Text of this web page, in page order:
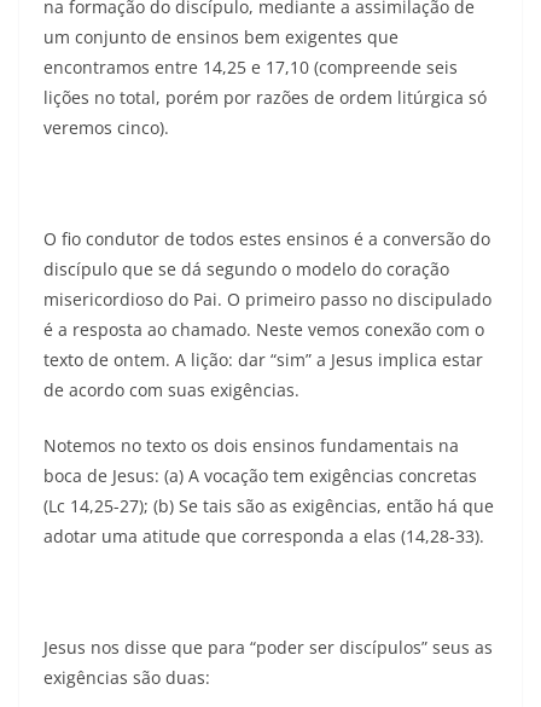
na formação do discípulo, mediante a assimilação de
um conjunto de ensinos bem exigentes que
encontramos entre 14,25 e 17,10 (compreende seis
lições no total, porém por razões de ordem litúrgica só
veremos cinco).
O fio condutor de todos estes ensinos é a conversão do
discípulo que se dá segundo o modelo do coração
misericordioso do Pai. O primeiro passo no discipulado
é a resposta ao chamado. Neste vemos conexão com o
texto de ontem. A lição: dar “sim” a Jesus implica estar
de acordo com suas exigências.
Notemos no texto os dois ensinos fundamentais na
boca de Jesus: (a) A vocação tem exigências concretas
(Lc 14,25-27); (b) Se tais são as exigências, então há que
adotar uma atitude que corresponda a elas (14,28-33).
Jesus nos disse que para “poder ser discípulos” seus as
exigências são duas: